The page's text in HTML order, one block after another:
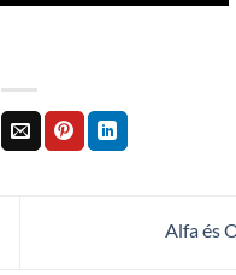
Alfa és